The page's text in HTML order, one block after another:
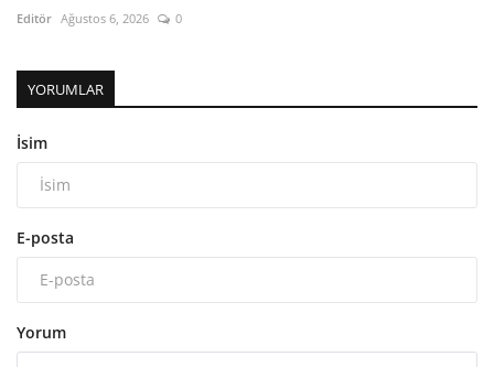
Editör Ağustos 6, 2026 0
YORUMLAR
İsim
E-posta
Yorum